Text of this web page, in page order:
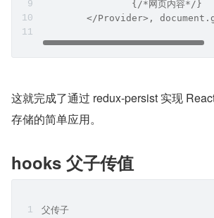
{/*网页内容*/}
</Provider>,
这就完成了通过 redux-persist 实现
存储的简单应用。
hooks 父子传值
父传子